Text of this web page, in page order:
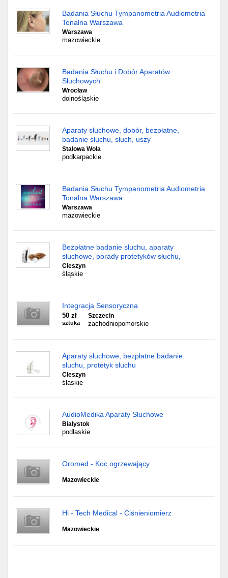
Badania Słuchu Tympanometria Audiometria
Tonalna Warszawa
Warszawa
mazowieckie
Badania Słuchu i Dobór Aparatów
Słuchowych
Wrocław
dolnośląskie
Aparaty słuchowe, dobór, bezpłatne,
badanie słuchu, słuch, uszy
Stalowa Wola
podkarpackie
Badania Słuchu Tympanometria Audiometria
Tonalna Warszawa
Warszawa
mazowieckie
Bezpłatne badanie słuchu, aparaty
słuchowe, porady protetyków słuchu,
Cieszyn
śląskie
Integracja Sensoryczna
50 zł
sztuka
Szczecin
zachodniopomorskie
Aparaty słuchowe, bezpłatne badanie
słuchu, protetyk słuchu
Cieszyn
śląskie
AudioMedika Aparaty Słuchowe
Białystok
podlaskie
Oromed - Koc ogrzewający
Mazowieckie
Hi - Tech Medical - Ciśnieniomierz
Mazowieckie